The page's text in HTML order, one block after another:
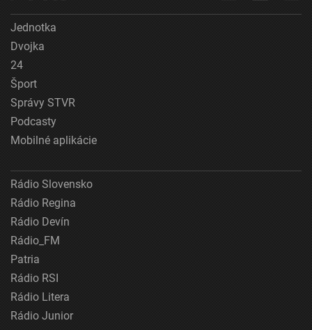
Jednotka
Dvojka
24
Šport
Správy STVR
Podcasty
Mobilné aplikácie
Rádio Slovensko
Rádio Regina
Rádio Devín
Rádio_FM
Patria
Rádio RSI
Rádio Litera
Rádio Junior